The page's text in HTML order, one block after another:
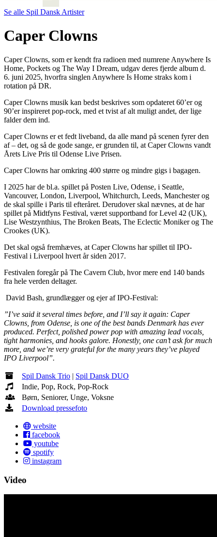
Se alle Spil Dansk Artister
Caper Clowns
Caper Clowns, som er kendt fra radioen med numrene Anywhere Is
Home, Pockets og The Way I Dream, udgav deres fjerde album d.
6. juni 2025, hvorfra singlen Anywhere Is Home straks kom i
rotation på DR.
Caper Clowns musik kan bedst beskrives som opdateret 60’er og
90’er inspireret pop-rock, med et tvist af alt muligt andet, der lige
falder dem ind.
Caper Clowns er et fedt liveband, da alle mand på scenen fyrer den
af – det, og så de gode sange, er grunden til, at Caper Clowns vandt
Årets Live Pris til Odense Live Prisen.
Caper Clowns har omkring 400 større og mindre gigs i bagagen.
I 2025 har de bl.a. spillet på Posten Live, Odense, i Seattle,
Vancouver, London, Liverpool, Whitchurch, Leeds, Manchester og
de skal spille i Paris til efteråret. Derudover skal nævnes, at de har
spillet på Midtfyns Festival, været supportband for Level 42 (UK),
Lise Westzynthius, The Broken Beats, The Eclectic Moniker og The
Crookes (UK).
Det skal også fremhæves, at Caper Clowns har spillet til IPO-
Festival i Liverpool hvert år siden 2017.
Festivalen foregår på The Cavern Club, hvor mere end 140 bands
fra hele verden deltager.
David Bash, grundlægger og ejer af IPO-Festival:
”I’ve said it several times before, and I’ll say it again: Caper
Clowns, from Odense, is one of the best bands Denmark has ever
produced. Perfect, polished power pop with amazing lead vocals,
tight harmonies, and hooks galore. Honestly, one can’t ask for much
more, and we’re very grateful for the many years they’ve played
IPO Liverpool”.
Spil Dansk Trio | Spil Dansk DUO
Indie, Pop, Rock, Pop-Rock
Børn, Seniorer, Unge, Voksne
Download pressefoto
website
facebook
youtube
spotify
instagram
Video